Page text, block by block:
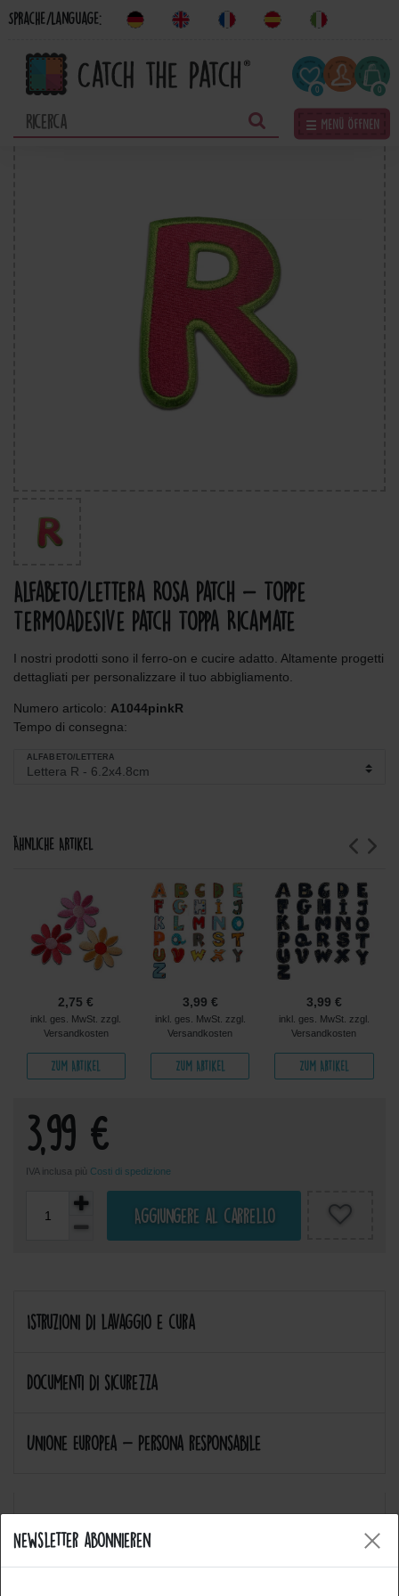
Newsletter abonnieren
Sprache/Language:
0
☰ Menü öffnen
Alfabeto/Lettera Rosa Patch - Toppe
Termoadesive Patch Toppa Ricamate
I nostri prodotti sono il ferro-on e cucire adatto. Altamente progetti
dettagliati per personalizzare il tuo abbigliamento.
Numero articolo: A1044pinkR
Tempo di consegna:
ALFABETO/LETTERA
Ähnliche Artikel
2,75 €
inkl. ges. MwSt. zzgl.
Versandkosten
Zum Artikel
3,99 €
inkl. ges. MwSt. zzgl.
Versandkosten
Zum Artikel
3,99 €
inkl. ges. MwSt. zzgl.
Versandkosten
Zum Artikel
3,99 €
IVA inclusa più Costi di spedizione
Aggiungere al carrello
Istruzioni di lavaggio e cura
Documenti di sicurezza
Unione Europea - Persona responsabile
Allgemeine Fragen